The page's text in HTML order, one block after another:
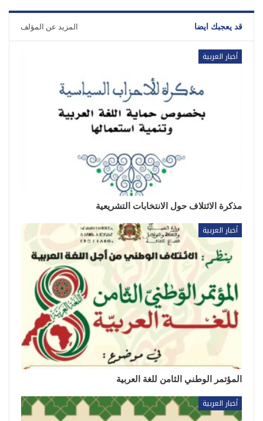
قد يعجبك ايضا المزيد عن المؤلف
أخبار العربية
مذكرة الائتلاف حول الانتخابات التشريعية
أخبار العربية
المؤتمر الوطني الثامن للغة العربية
أخبار العربية